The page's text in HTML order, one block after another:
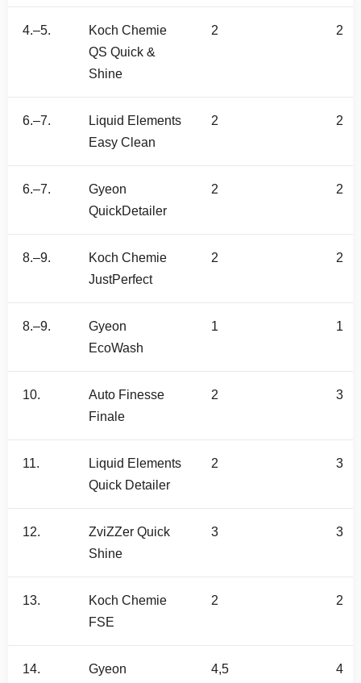
4.–5.
Koch Chemie
QS Quick &
Shine
2 2
6.–7.
Liquid Elements
Easy Clean
2 2
6.–7.
Gyeon
QuickDetailer
2 2
8.–9.
Koch Chemie
JustPerfect
2 2
8.–9.
Gyeon
EcoWash
1 1
10.
Auto Finesse
Finale
2 3
11.
Liquid Elements
Quick Detailer
2 3
12.
ZviZZer Quick
Shine
3 3
13.
Koch Chemie
FSE
2 2
14.
Gyeon
4,5 4